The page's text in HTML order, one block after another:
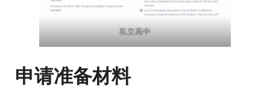
私立高中
申请准备材料